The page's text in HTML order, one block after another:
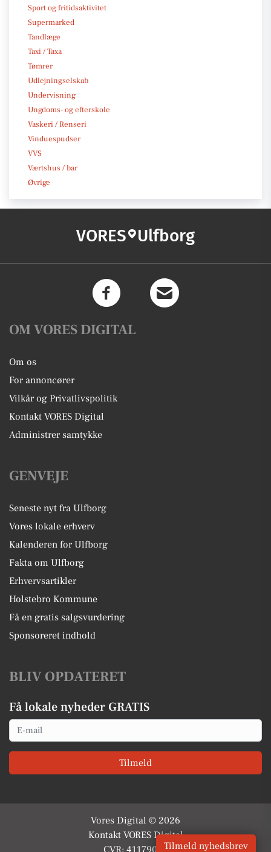
Sport og fritidsaktivitet
Supermarked
Tandlæge
Taxi / Taxa
Tømrer
Udlejningselskab
Undervisning
Ungdoms- og efterskole
Vaskeri / Renseri
Vinduespudser
VVS
Værtshus / bar
Øvrige
VORES Ulfborg
OM VORES DIGITAL
Om os
For annoncører
Vilkår og Privatlivspolitik
Kontakt VORES Digital
Administrer samtykke
GENVEJE
Seneste nyt fra Ulfborg
Vores lokale erhverv
Kalenderen for Ulfborg
Fakta om Ulfborg
Erhvervsartikler
Holstebro Kommune
Få en gratis salgsvurdering
Sponsoreret indhold
BLIV OPDATERET
Få lokale nyheder GRATIS
Email
Tilmeld
Vores Digital © 2026
Kontakt VORES Digital
CVR: 41179082Tilmeld nyhedsbrev